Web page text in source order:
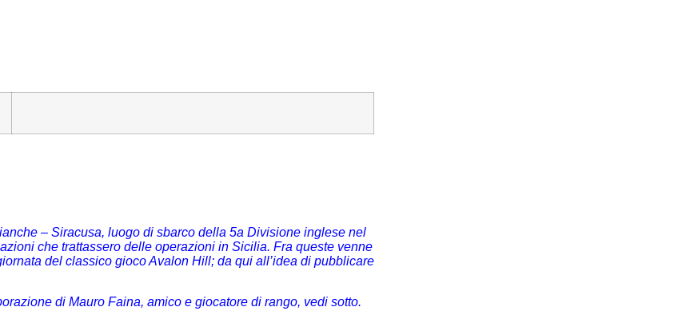
– Siracusa, luogo di sbarco della 5a Divisione inglese nel
che trattassero delle operazioni in Sicilia. Fra queste venne
del classico gioco Avalon Hill; da qui all’idea di pubblicare
di Mauro Faina, amico e giocatore di rango, vedi sotto.